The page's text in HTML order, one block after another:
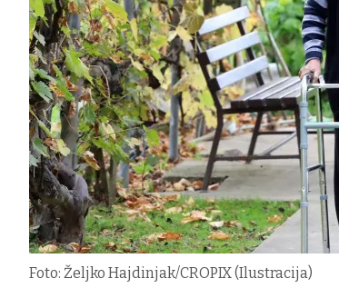
Foto: Željko Hajdinjak/CROPIX (Ilustracija)